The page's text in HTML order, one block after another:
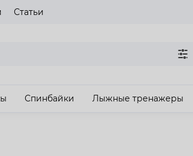
Статьи
Спинбайки Лыжные тренажеры
Закрыть